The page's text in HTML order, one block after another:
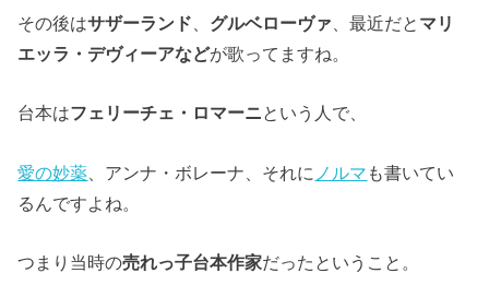
その後はサザーランド グルベローヴァ 、最近だと マリ
エッラ・デヴィーアなどが歌ってますね。
台本はフェリーチェ・ロマーニという人で、
愛の妙薬 、アンナ・ボレーナ、それに ノルマ も書いてい
るんですよね。
つまり当時の売れっ子台本作家だったということ。